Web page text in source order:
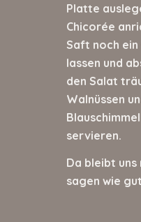
Platte
Chicorée
Saft noch
lassen und
den Salat
Walnüssen
servieren.
Da bleibt uns
sagen wie